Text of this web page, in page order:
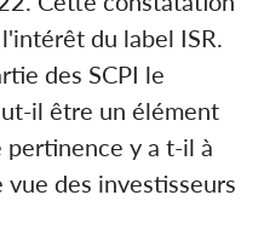
du label ISR.
des SCPI le
il être un élément
pertinence y a t-il à
des investisseurs